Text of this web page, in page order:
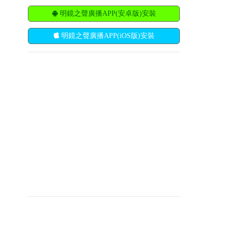
明鏡之聲廣播APP(安卓版)安裝
明鏡之聲廣播APP(iOS版)安裝